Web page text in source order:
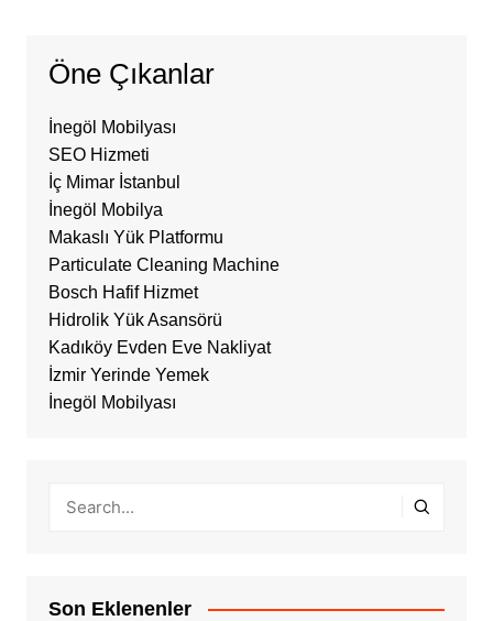
Öne Çıkanlar
İnegöl Mobilyası
SEO Hizmeti
İç Mimar İstanbul
İnegöl Mobilya
Makaslı Yük Platformu
Particulate Cleaning Machine
Bosch Hafif Hizmet
Hidrolik Yük Asansörü
Kadıköy Evden Eve Nakliyat
İzmir Yerinde Yemek
İnegöl Mobilyası
Son Eklenenler